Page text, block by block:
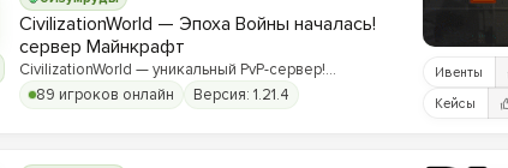
CivilizationWorld — Эпоха Войны началась!
сервер Майнкрафт
CivilizationWorld — уникальный PvP-сервер!
Присоединяйся и стань частью эпического
противостояния между Альвами и Йотунами!
89 игроков онлайн Версия: 1.21.4
Ивенты
Кейсы